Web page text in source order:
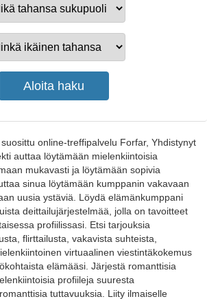
online-treffipalvelu Forfar, Yhdistynyt
auttaa löytämään mielenkiintoisia
mukavasti ja löytämään sopivia
sinua löytämään kumppanin vakavaan
uusia ystäviä. Löydä elämänkumppani
deittailujärjestelmää, jolla on tavoitteet
profiilissasi. Etsi tarjouksia
flirttailusta, vakavista suhteista,
virtuaalinen viestintäkokemus
elämääsi. Järjestä romanttisia
profiileja suuresta
tuttavuuksia. Liity ilmaiselle